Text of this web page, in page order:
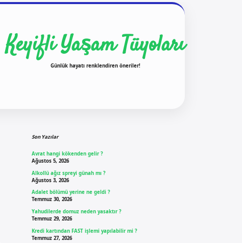
Keyifli Yaşam Tüyoları
Günlük hayatı renklendiren öneriler!
Son Yazılar
Avrat hangi kökenden gelir ?
Ağustos 5, 2026
Alkollü ağız spreyi günah mı ?
Ağustos 3, 2026
Adalet bölümü yerine ne geldi ?
Temmuz 30, 2026
Yahudilerde domuz neden yasaktır ?
Temmuz 29, 2026
Kredi kartından FAST işlemi yapılabilir mi ?
Temmuz 27, 2026